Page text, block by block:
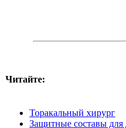
Читайте:
Торакальный хирург
Защитные составы для